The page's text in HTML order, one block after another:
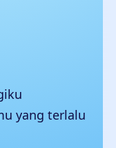
yang terlalu